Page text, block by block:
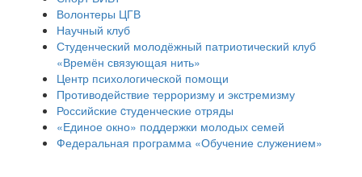
Волонтеры ЦГВ
Научный клуб
Студенческий молодёжный патриотический клуб
«Времён связующая нить»
Центр психологической помощи
Противодействие терроризму и экстремизму
Российские cтуденческие отряды
«Единое окно» поддержки молодых семей
Федеральная программа «Обучение служением»